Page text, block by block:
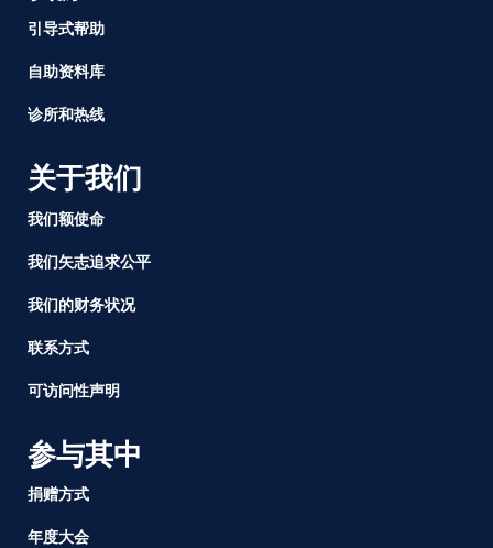
引导式帮助
自助资料库
诊所和热线
关于我们
我们额使命
我们矢志追求公平
我们的财务状况
联系方式
可访问性声明
参与其中
捐赠方式
年度大会